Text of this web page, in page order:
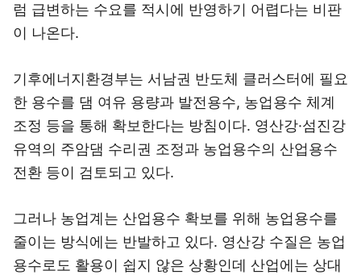
럼 급변하는 수요를 적시에 반영하기 어렵다는 비판
이 나온다.
기후에너지환경부는 서남권 반도체 클러스터에 필요
한 용수를 댐 여유 용량과 발전용수, 농업용수 체계
조정 등을 통해 확보한다는 방침이다. 영산강·섬진강
유역의 주암댐 수리권 조정과 농업용수의 산업용수
전환 등이 검토되고 있다.
그러나 농업계는 산업용수 확보를 위해 농업용수를
줄이는 방식에는 반발하고 있다. 영산강 수질은 농업
용수로도 활용이 쉽지 않은 상황인데 산업에는 상대